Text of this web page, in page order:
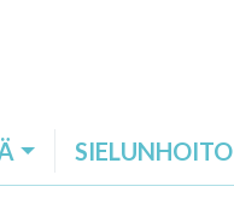
SIELUNHOITO